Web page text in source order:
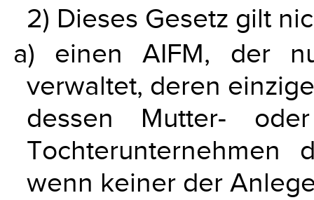
2) Dieses Gesetz gilt
a) einen AIFM, der
verwaltet, deren
dessen Mutter-
Tochterunternehmen
wenn keiner der